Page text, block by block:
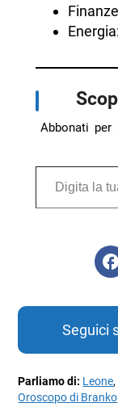
Abbonati
Digita la tua e-mail...
Seguici
Parliamo di: Leone,
Oroscopo di Branko